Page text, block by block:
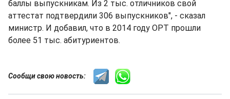
баллы выпускникам. Из 2 тыс. отличников свой
аттестат подтвердили 306 выпускников", - сказал
министр. И добавил, что в 2014 году ОРТ прошли
более 51 тыс. абитуриентов.
Сообщи свою новость: